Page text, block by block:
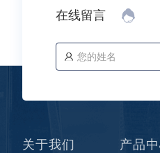
在线留言
关于我们 产品